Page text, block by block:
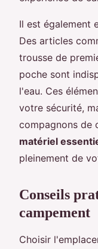
Il est également
Des articles
trousse de
poche sont
l'eau. Ces
votre sécurité,
compagnons de
matériel
pleinement de
Conseils
campement
Choisir